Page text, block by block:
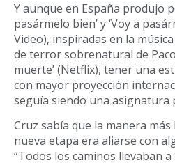
Y aunque en España produjo
pasármelo bien’ y ‘Voy a
Video), inspiradas en la
de terror sobrenatural de
muerte’ (Netflix), tener una
con mayor proyección
seguía siendo una asignatura
Cruz sabía que la manera
nueva etapa era aliarse con
“Todos los caminos llevaban a